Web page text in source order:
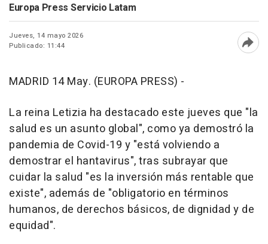
Europa Press Servicio Latam
Jueves, 14 mayo 2026
Publicado: 11:44
MADRID 14 May. (EUROPA PRESS) -
La reina Letizia ha destacado este jueves que "la
salud es un asunto global", como ya demostró la
pandemia de Covid-19 y "está volviendo a
demostrar el hantavirus", tras subrayar que
cuidar la salud "es la inversión más rentable que
existe", además de "obligatorio en términos
humanos, de derechos básicos, de dignidad y de
equidad".